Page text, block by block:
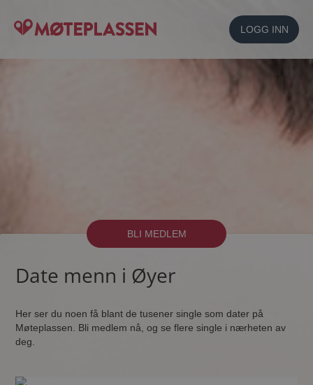
LOGG INN
BLI MEDLEM
Date menn i Øyer
Her ser du noen få blant de tusener single som dater på
Møteplassen. Bli medlem nå, og se flere single i nærheten av
deg.